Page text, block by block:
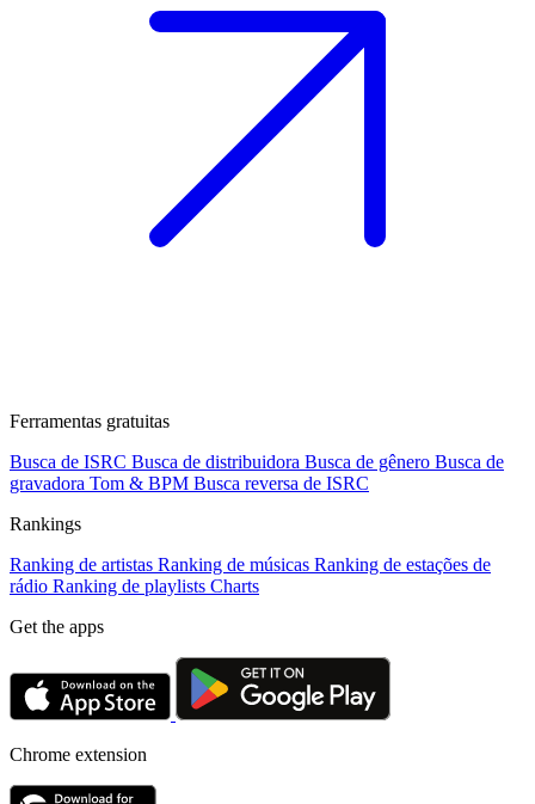
Ferramentas gratuitas
Busca de ISRC Busca de distribuidora Busca de gênero Busca de
gravadora Tom & BPM Busca reversa de ISRC
Rankings
Ranking de artistas Ranking de músicas Ranking de estações de
rádio Ranking de playlists Charts
Get the apps
Chrome extension